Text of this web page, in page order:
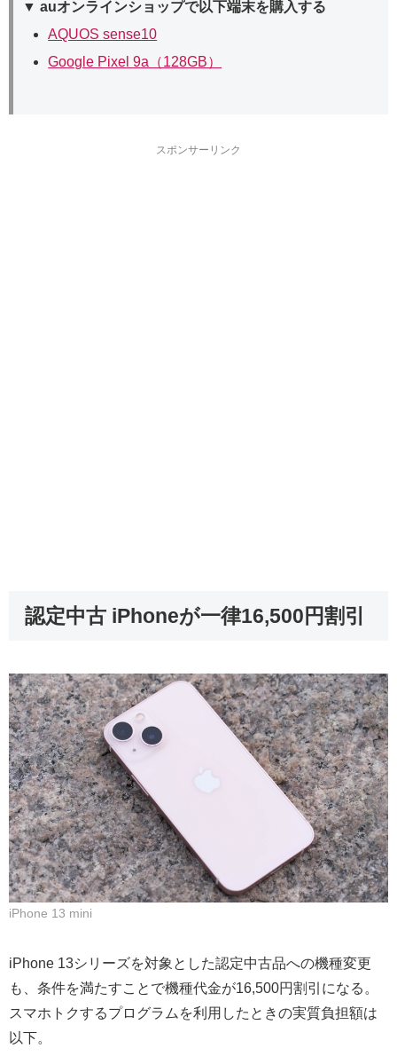
▼ auオンラインショップで以下端末を購入する
AQUOS sense10
Google Pixel 9a（128GB）
スポンサーリンク
認定中古 iPhoneが一律16,500円割引
iPhone 13 mini
iPhone 13シリーズを対象とした認定中古品への機種変更
も、条件を満たすことで機種代金が16,500円割引になる。
スマホトクするプログラムを利用したときの実質負担額は
以下。